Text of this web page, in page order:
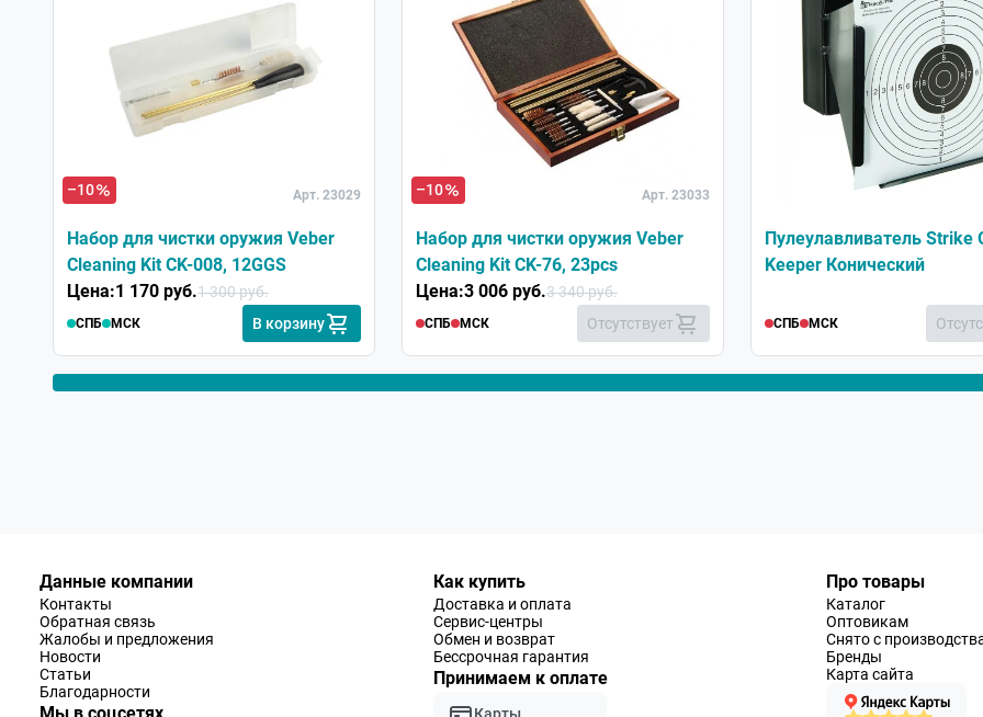
–10 Арт. 23029
Набор для чистки оружия Veber
Cleaning Kit CK-008, 12GGS
Цена:1 170 руб.1 300 руб.
СПБ МСК В корзину
–10 Арт. 23033
Набор для чистки оружия Veber
Cleaning Kit CK-76, 23pcs
Цена:3 006 руб.3 340 руб.
СПБ МСК Отсутствует
Пулеулавливатель Strike
Keeper Конический
СПБ МСК
Данные компании
Контакты
Обратная связь
Жалобы и предложения
Новости
Статьи
Благодарности
Как купить
Доставка и оплата
Сервис-центры
Обмен и возврат
Бессрочная гарантия
Принимаем к оплате
Карты
Про товары
Каталог
Оптовикам
Снято с
Бренды
Карта сайта